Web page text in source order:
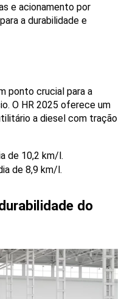
e acionamento por
a durabilidade e
ponto crucial para a
O HR 2025 oferece um
a diesel com tração
de 10,2 km/l.
de 8,9 km/l.
do